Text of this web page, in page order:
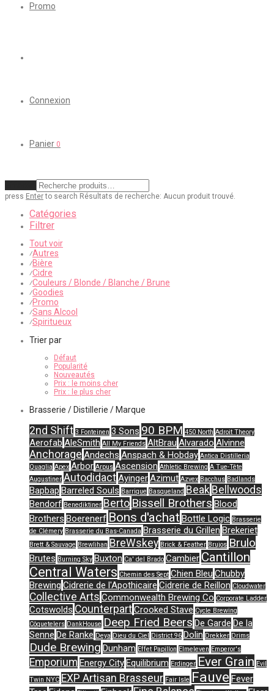
Promo
Connexion
Panier 0
press Enterto search Résultats de recherche: Aucun produit trouvé.
Catégories
Filtrer
Tout voir
⁄Autres
⁄Bière
⁄Cidre
⁄Couleurs / Blonde / Blanche / Brune
⁄Goodies
⁄Promo
⁄Sans Alcool
⁄Spiritueux
Trier par
Défaut
Popularité
Nouveautés
Prix : le moins cher
Prix : le plus cher
Brasserie / Distillerie / Marque
2nd Shift 3 Fonteinen 3 Sons 90 BPM 450 North Adroit Theory
Aerofab AleSmith All My Friends AltBrau Alvarado Alvinne
Anchorage Andechs Anspach & Hobday Antica Distilleria
Quaglia Apex Arbor Arpus Ascension Athletic Brewing A Tue-Tête
Augustiner AutodidactAyingerAzimut Azvex Bacchus Badlands
Bapbap Barreled Souls Barrique Basqueland Beak Bellwoods
Bendorf Benediktiner Berto Bissell Brothers Blood
Brothers Boerenerf Bons d'achat Bottle Logic Brasserie
de Clémery Brasserie du Bas-Canada Brasserie du Grillen Brekeriet
Brett & Sauvage Brewlihan BreWskey Brick & Feather Brujos Brulo
Brutes Burning Sky Buxton Ca' del Brado Cambier Cantillon
Central Waters Chemin des Sept Chien Bleu Chubby
Brewing Cidrerie de l'Apothicaire Cidrerie de Reillon Cloudwater
Collective Arts Commonwealth Brewing Co Corporate Ladder
Cotswolds CounterpartCrooked Stave Cycle Brewing
Côquetelers DankHouse Deep Fried Beers De Garde De la
Senne De Ranke Deya Dieu du Ciel District 96 Dolin Drekker Drims
Dude Brewing Dunham Effet Papillon Elmeleven Emperor's
Emporium Energy CityEquilibrium Erdinger Ever Grain Evil
Twin NYC EXP Artisan Brasseur Fair Isle Fauve Fever